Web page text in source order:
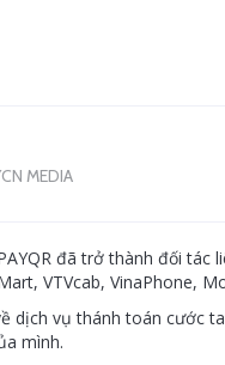
MEDIA
đã trở thành đối
VTVcab, VinaPhone,
vụ thánh toán cước
mình.